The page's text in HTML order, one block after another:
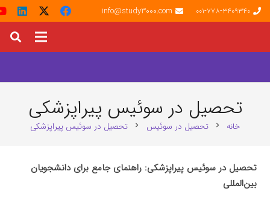
001-778-3409340
info@study3000.com
تحصیل در سوئیس پیراپزشکی
خانه chevron_right تحصیل در سوئیس chevron_right تحصیل در سوئیس پیراپزشکی
تحصیل در سوئیس پیراپزشکی: راهنمای جامع برای دانشجویان
بین‌المللی